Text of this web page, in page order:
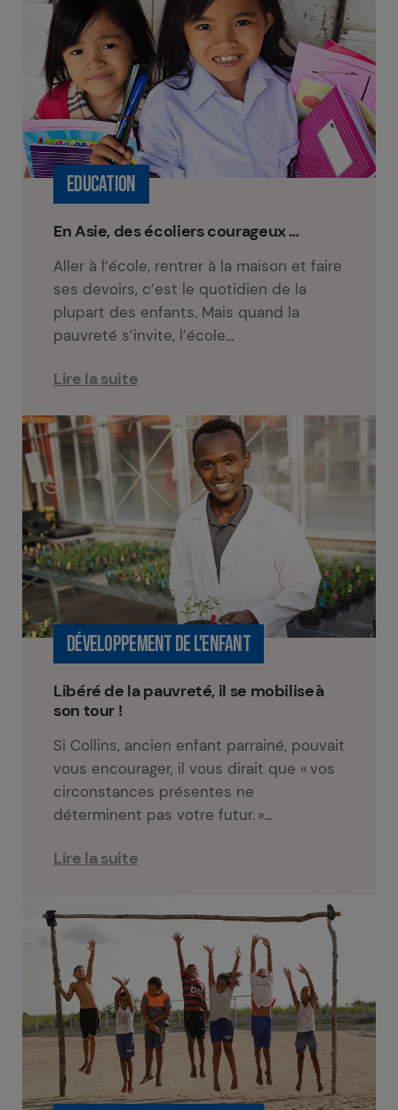
EDUCATION
En Asie, des écoliers courageux …
Aller à l’école, rentrer à la maison et faire
ses devoirs, c’est le quotidien de la
plupart des enfants. Mais quand la
pauvreté s’invite, l’école…
Lire la suite
DÉVELOPPEMENT DE L'ENFANT
Libéré de la pauvreté, il se mobilise à
son tour !
Si Collins, ancien enfant parrainé, pouvait
vous encourager, il vous dirait que « vos
circonstances présentes ne
déterminent pas votre futur. »…
Lire la suite